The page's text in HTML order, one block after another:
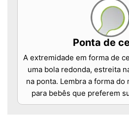
Ponta de
A extremidade em forma de
uma bola redonda, estreita
na ponta. Lembra a forma
para bebês que preferem